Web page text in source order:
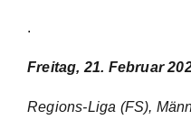
.
Freitag, 21. Februar
Regions-Liga (FS),